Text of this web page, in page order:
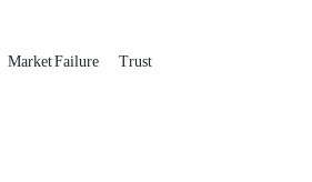
Market Failure Trust